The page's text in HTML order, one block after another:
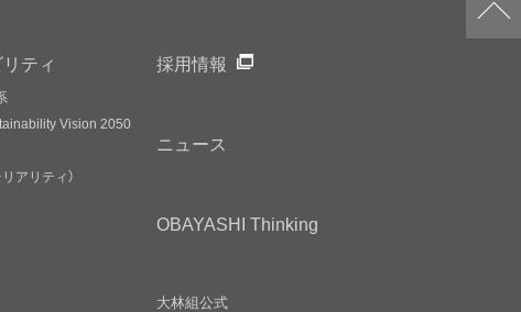
ティ
Vision 2050
アリティ）
採用情報
ニュース
OBAYASHI Thinking
大林組公式